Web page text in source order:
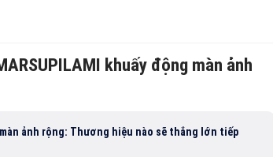
khuấy động màn ảnh
ảnh rộng: Thương hiệu nào sẽ thắng lớn tiếp